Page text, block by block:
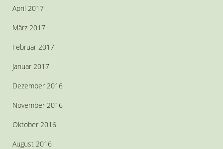
April 2017
März 2017
Februar 2017
Januar 2017
Dezember 2016
November 2016
Oktober 2016
August 2016